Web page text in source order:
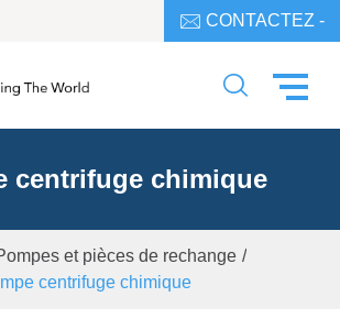
 CONTACTEZ -

centrifuge chimique
et pièces de rechange
centrifuge chimique